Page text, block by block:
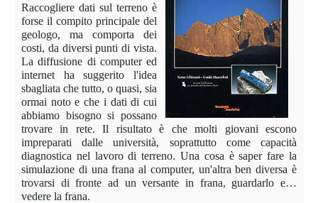
Raccogliere dati sul terreno è
forse il compito principale del
geologo, ma comporta dei
costi, da diversi punti di vista.
La diffusione di computer ed
internet ha suggerito l'idea
sbagliata che tutto, o quasi, sia
ormai noto e che i dati di cui
abbiamo bisogno si possano
trovare in rete. Il risultato è che molti giovani escono
impreparati dalle università, soprattutto come capacità
diagnostica nel lavoro di terreno. Una cosa è saper fare la
simulazione di una frana al computer, un'altra ben diversa è
trovarsi di fronte ad un versante in frana, guardarlo e…
vedere la frana.